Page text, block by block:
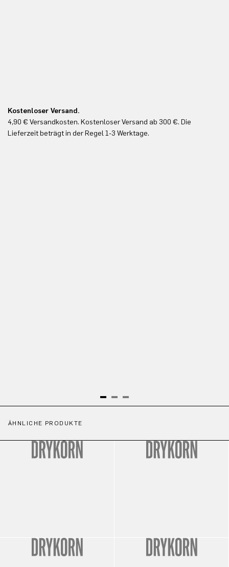
Kostenloser Versand.
4,90 € Versandkosten. Kostenloser Versand ab 300 €. Die
Lieferzeit beträgt in der Regel 1-3 Werktage.
ÄHNLICHE PRODUKTE